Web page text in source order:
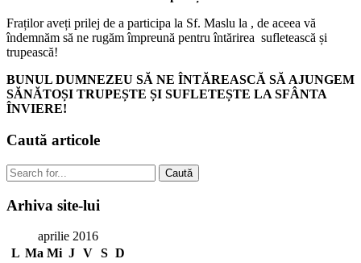
Fraților aveți prilej de a participa la Sf. Maslu la , de aceea vă
îndemnăm să ne rugăm împreună pentru întărirea sufletească și
trupească!
BUNUL DUMNEZEU SĂ NE ÎNTĂREASCĂ SĂ AJUNGEM
SĂNĂTOȘI TRUPEȘTE ȘI SUFLETEȘTE LA SFÂNTA
ÎNVIERE!
Caută articole
Caută
Arhiva site-lui
aprilie 2016
L Ma Mi J V S D